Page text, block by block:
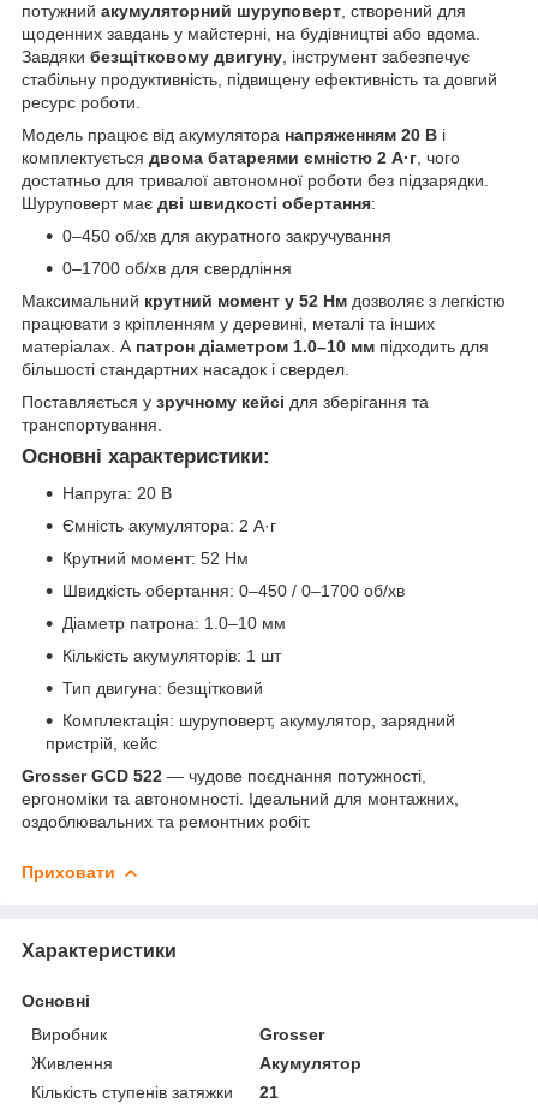
потужний акумуляторний шуруповерт , створений для
щоденних завдань у майстерні, на будівництві або вдома.
Завдяки безщітковому двигуну , інструмент забезпечує
стабільну продуктивність, підвищену ефективність та довгий
ресурс роботи.
Модель працює від акумулятора напряженням 20 В і
комплектується двома батареями ємністю 2 А·г , чого
достатньо для тривалої автономної роботи без підзарядки.
Шуруповерт має дві швидкості обертання:
0–450 об/хв для акуратного закручування
0–1700 об/хв для свердління
Максимальний крутний момент у 52 Нм дозволяє з легкістю
працювати з кріпленням у деревині, металі та інших
матеріалах. А патрон діаметром 1.0–10 мм підходить для
більшості стандартних насадок і свердел.
Поставляється у зручному кейсі для зберігання та
транспортування.
Основні характеристики:
Напруга: 20 В
Ємність акумулятора: 2 А·г
Крутний момент: 52 Нм
Швидкість обертання: 0–450 / 0–1700 об/хв
Діаметр патрона: 1.0–10 мм
Кількість акумуляторів: 1 шт
Тип двигуна: безщітковий
Комплектація: шуруповерт, акумулятор, зарядний
пристрій, кейс
Grosser GCD 522 — чудове поєднання потужності,
ергономіки та автономності. Ідеальний для монтажних,
оздоблювальних та ремонтних робіт.
Приховати
Характеристики
Основні
Виробник
Grosser
Живлення
Акумулятор
Кількість ступенів затяжки
21